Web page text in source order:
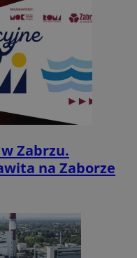
Zabrzu.
na Zaborze